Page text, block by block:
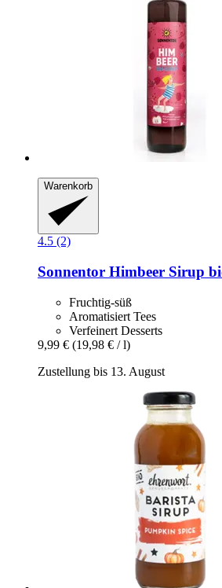
Warenkorb
4.5 (2)
Sonnentor Himbeer Sirup
Fruchtig-süß
Aromatisiert Tees
Verfeinert Desserts
9,99 € (19,98 € / l)
Zustellung bis 13. August